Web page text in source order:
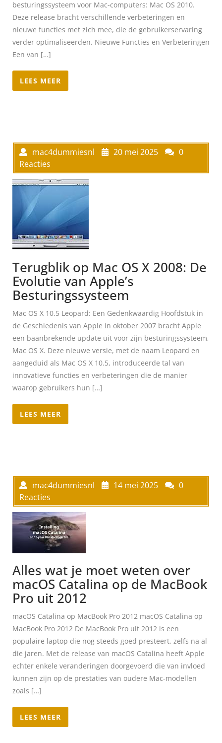
besturingssysteem voor Mac-computers: Mac OS 2010.
Deze release bracht verschillende verbeteringen en
nieuwe functies met zich mee, die de gebruikerservaring
verder optimaliseerden. Nieuwe Functies en Verbeteringen
Een van […]
LEES MEER
mac4dummiesnl 20 mei 2025
0
Reacties
Terugblik op Mac OS X 2008: De
Evolutie van Apple’s
Besturingssysteem
Mac OS X 10.5 Leopard: Een Gedenkwaardig Hoofdstuk in
de Geschiedenis van Apple In oktober 2007 bracht Apple
een baanbrekende update uit voor zijn besturingssysteem,
Mac OS X. Deze nieuwe versie, met de naam Leopard en
aangeduid als Mac OS X 10.5, introduceerde tal van
innovatieve functies en verbeteringen die de manier
waarop gebruikers hun […]
LEES MEER
mac4dummiesnl 14 mei 2025
0
Reacties
Alles wat je moet weten over
macOS Catalina op de MacBook
Pro uit 2012
macOS Catalina op MacBook Pro 2012 macOS Catalina op
MacBook Pro 2012 De MacBook Pro uit 2012 is een
populaire laptop die nog steeds goed presteert, zelfs na al
die jaren. Met de release van macOS Catalina heeft Apple
echter enkele veranderingen doorgevoerd die van invloed
kunnen zijn op de prestaties van oudere Mac-modellen
zoals […]
LEES MEER